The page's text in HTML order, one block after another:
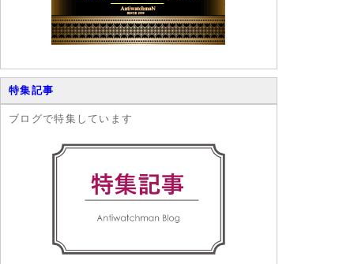
特集記事
ブログで特集しています